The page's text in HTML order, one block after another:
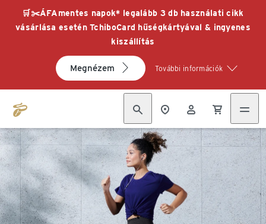
🛒✂️ÁFAmentes napok* legalább 3 db használati cikk
vásárlása esetén TchiboCard hűségkártyával & ingyenes
kiszállítás
Megnézem További információk